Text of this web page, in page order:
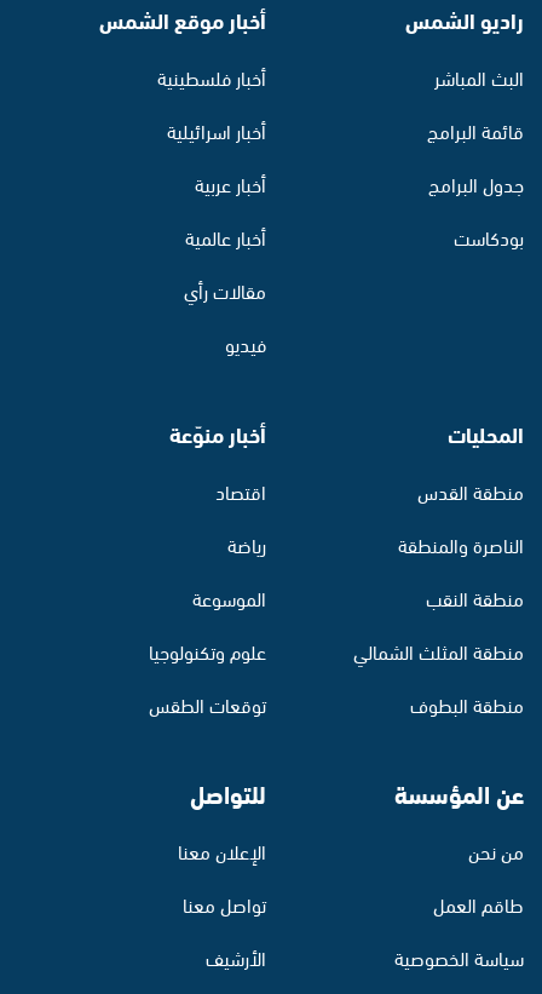
راديو الشمس
البث المباشر
قائمة البرامج
جدول البرامج
بودكاست
أخبار موقع الشمس
أخبار فلسطينية
أخبار اسرائيلية
أخبار عربية
أخبار عالمية
مقالات رأي
فيديو
المحليات
منطقة القدس
الناصرة والمنطقة
منطقة النقب
منطقة المثلث الشمالي
منطقة البطوف
أخبار منوّعة
اقتصاد
رياضة
الموسوعة
علوم وتكنولوجيا
توقعات الطقس
عن المؤسسة
من نحن
طاقم العمل
سياسة الخصوصية
للتواصل
الإعلان معنا
تواصل معنا
الأرشيف